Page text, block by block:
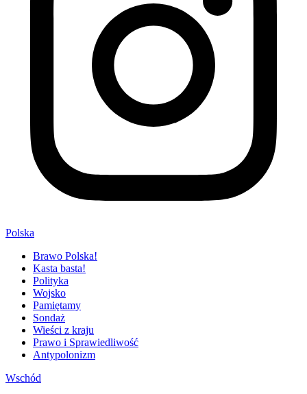
Polska
Brawo Polska!
Kasta basta!
Polityka
Wojsko
Pamiętamy
Sondaż
Wieści z kraju
Prawo i Sprawiedliwość
Antypolonizm
Wschód